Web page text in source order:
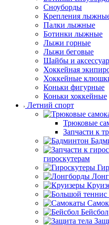
Сноуборды
Крепления
Палки лыжные
Ботинки лыжные
Лыжи горные
Лыжи беговые
Шайбы и
Хоккейная
Хоккейные
Коньки фигурные
Коньки хоккейные
Летний спорт
Трюковые
Запчасти к
гироскутерам
Бейсбол